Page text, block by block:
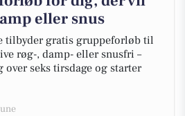
eller snus
tilbyder gratis gruppeforløb til
røg-, damp- eller snusfri –
seks tirsdage og starter